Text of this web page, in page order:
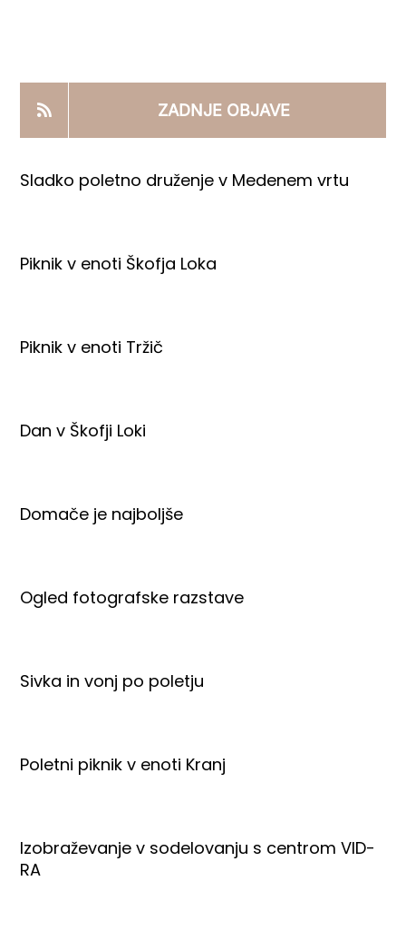
PRODAJNI IZDELKI
AKTUALNO
ZADNJE OBJAVE
Sladko poletno druženje v Medenem vrtu
Piknik v enoti Škofja Loka
Piknik v enoti Tržič
Dan v Škofji Loki
Domače je najboljše
Ogled fotografske razstave
Sivka in vonj po poletju
Poletni piknik v enoti Kranj
Izobraževanje v sodelovanju s centrom VID-
RA